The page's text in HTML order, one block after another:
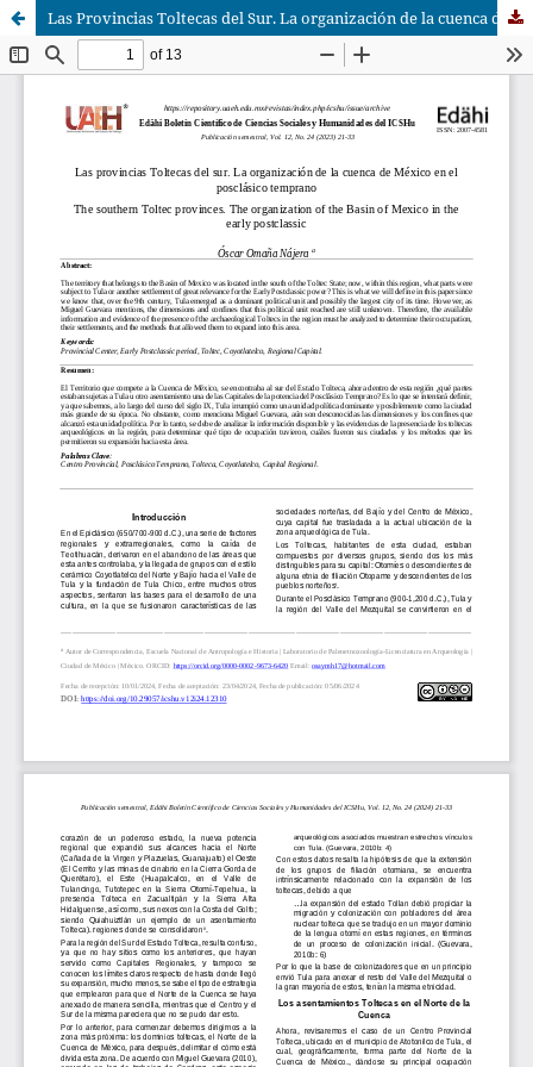
Las Provincias Toltecas del Sur. La organización de la cuenca de México en el Posclásico temprano